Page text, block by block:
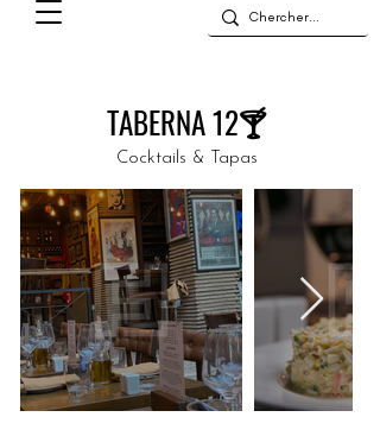
TABERNA 12🍸
Cocktails & Tapas